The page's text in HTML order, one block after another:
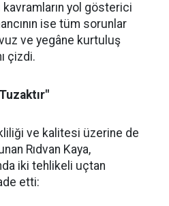
yol gösterici
ise tüm sorunlar
ve yegâne kurtuluş
çizdi.
ve kalitesi üzerine de
Rıdvan Kaya,
iki tehlikeli uçtan
etti: